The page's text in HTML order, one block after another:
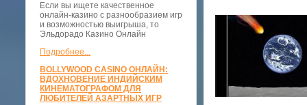
Если вы ищете качественное
онлайн-казино с разнообразием игр
и возможностью выигрыша, то
Эльдорадо Казино Онлайн
Подробнее...
BOLLYWOOD CASINO ОНЛАЙН:
ВДОХНОВЕНИЕ ИНДИЙСКИМ
КИНЕМАТОГРАФОМ ДЛЯ
ЛЮБИТЕЛЕЙ АЗАРТНЫХ ИГР